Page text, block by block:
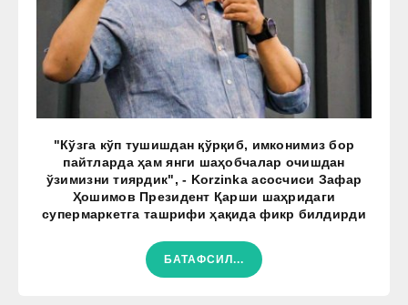
"Кўзга кўп тушишдан қўрқиб, имконимиз бор
пайтларда ҳам янги шаҳобчалар очишдан
ўзимизни тиярдик", - Korzinka асосчиси Зафар
Ҳошимов Президент Қарши шаҳридаги
супермаркетга ташрифи ҳақида фикр билдирди
БАТАФСИЛ...